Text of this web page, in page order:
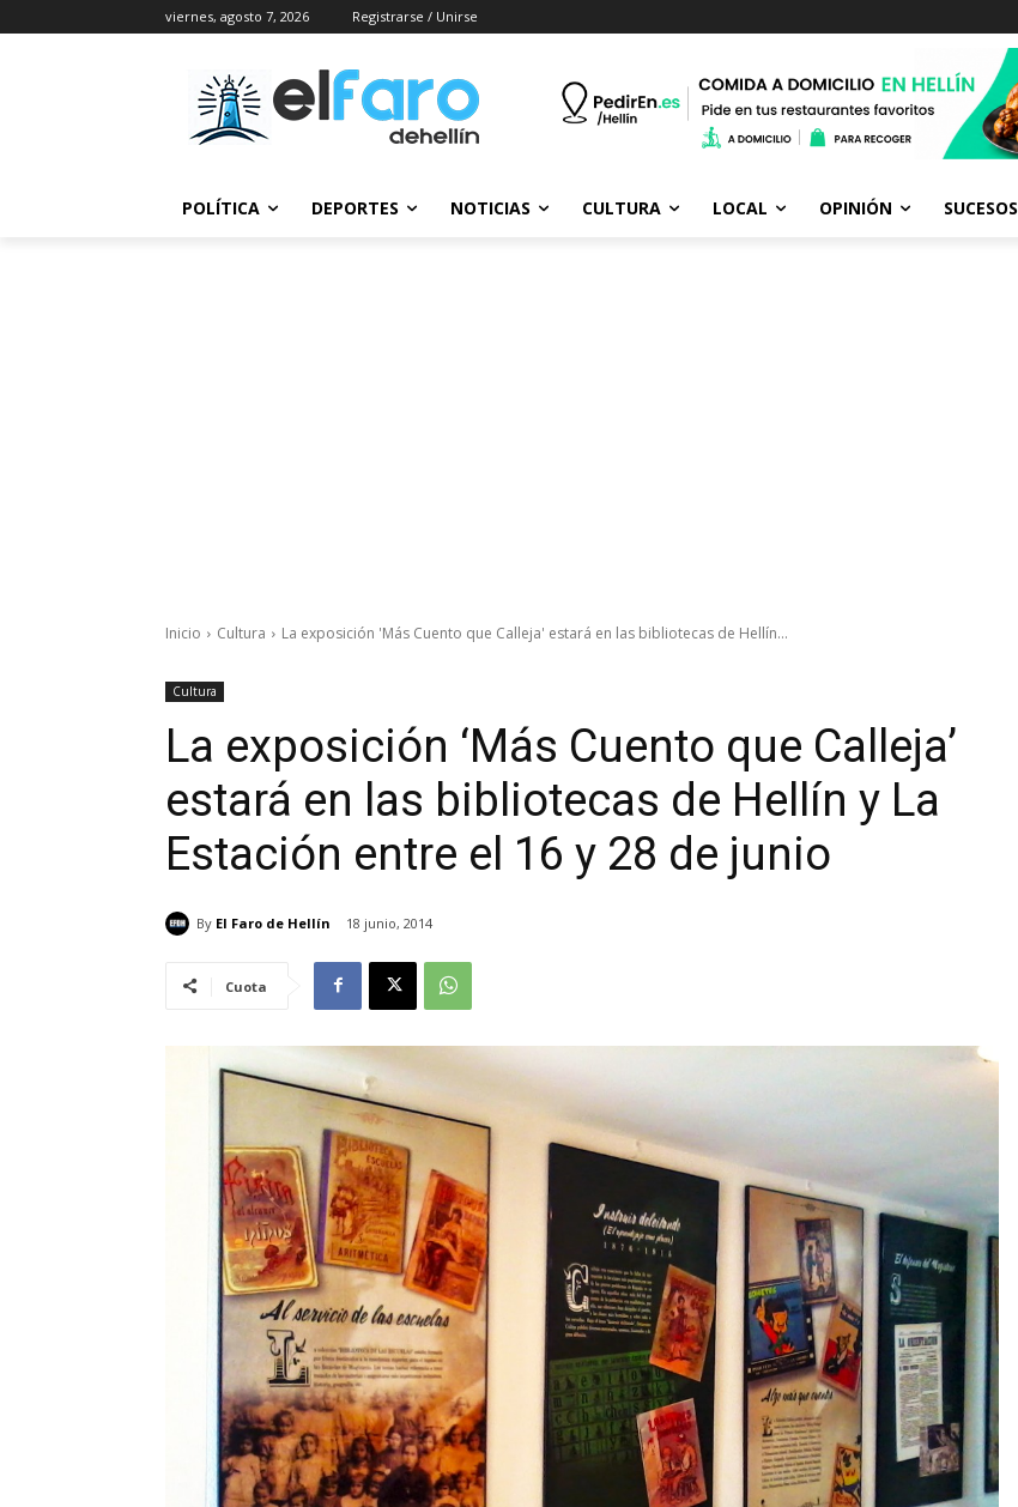
viernes, agosto 7, 2026 Registrarse / Unirse
POLÍTICA DEPORTES NOTICIAS CULTURA LOCAL OPINIÓN SUCESOS
Inicio Cultura La exposición 'Más Cuento que Calleja' estará en las bibliotecas de Hellín...
Cultura
La exposición ‘Más Cuento que Calleja’
estará en las bibliotecas de Hellín y La
Estación entre el 16 y 28 de junio
By El Faro de Hellín 18 junio, 2014
Cuota